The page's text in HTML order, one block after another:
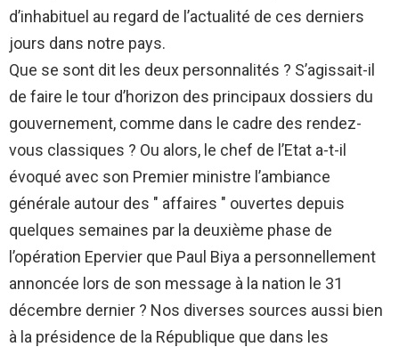
d’inhabituel au regard de l’actualité de ces derniers
jours dans notre pays.
Que se sont dit les deux personnalités ? S’agissait-il
de faire le tour d’horizon des principaux dossiers du
gouvernement, comme dans le cadre des rendez-
vous classiques ? Ou alors, le chef de l’Etat a-t-il
évoqué avec son Premier ministre l’ambiance
générale autour des " affaires " ouvertes depuis
quelques semaines par la deuxième phase de
l’opération Epervier que Paul Biya a personnellement
annoncée lors de son message à la nation le 31
décembre dernier ? Nos diverses sources aussi bien
à la présidence de la République que dans les